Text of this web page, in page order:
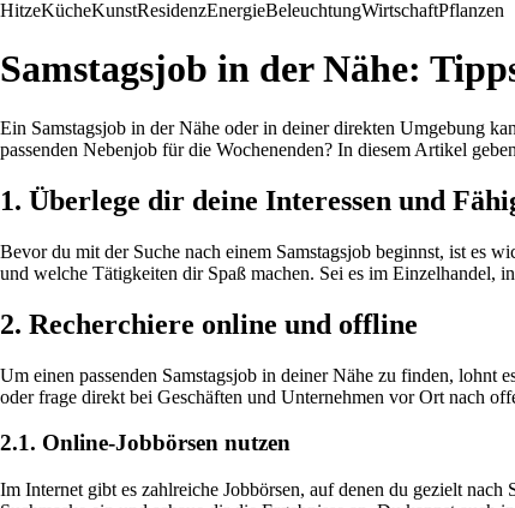
HitzeKücheKunstResidenzEnergieBeleuchtungWirtschaftPflanzen
Samstagsjob in der Nähe:
Ein Samstagsjob in der Nähe oder in deiner direkten Umgebung
passenden Nebenjob für die Wochenenden? In diesem Artikel
1. Überlege dir deine Interessen und
Bevor du mit der Suche nach einem Samstagsjob beginnst, ist es
und welche Tätigkeiten dir Spaß machen. Sei es im Einzelhandel,
2. Recherchiere online und offline
Um einen passenden Samstagsjob in deiner Nähe zu finden, lohnt
oder frage direkt bei Geschäften und Unternehmen vor Ort nach
2.1. Online-Jobbörsen nutzen
Im Internet gibt es zahlreiche Jobbörsen, auf denen du gezielt